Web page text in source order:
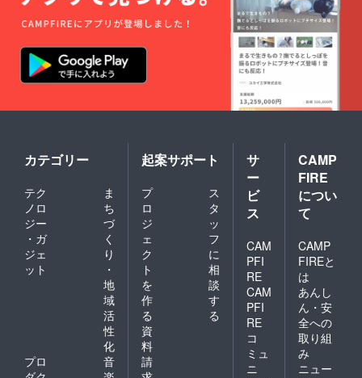
カテゴリー
テク
ノロ
ジー
・ガ
ジェ
ット
ま
ち
づ
く
り
・
地
域
活
性
化
プロ
音
起案サポート
プ
ロ
ジ
ェ
ク
ト
を
作
る
ス
タ
ッ
フ
に
相
談
す
る
資
料
請
サ
ー
ビ
ス
CAM
PFI
RE
CAM
PFI
RE
コ
ミュ
ニ
CAMP
FIRE
につい
て
CAMP
FIREと
は
あんし
ん・安
全への
取り組
み
ニュー